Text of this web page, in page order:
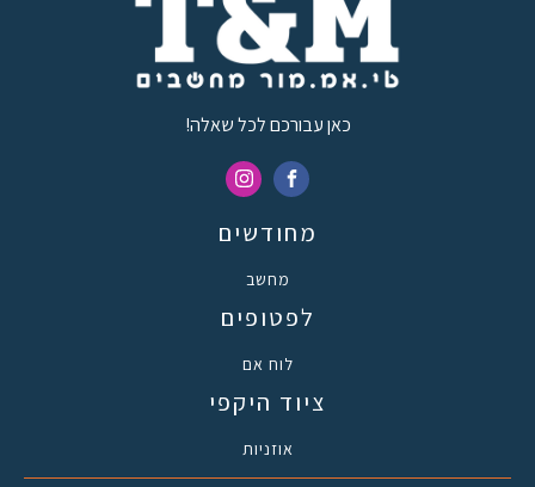
כאן עבורכם לכל שאלה!
מחודשים
מחשב
לפטופים
לוח אם
ציוד היקפי
אוזניות